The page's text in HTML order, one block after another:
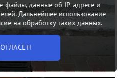
файлы, данные об IP-адресе и
Дальнейшее использование
на обработку таких данных.